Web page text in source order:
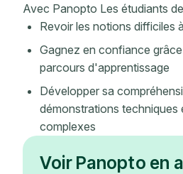
Avec Panopto Les étudiants
Revoir les notions difficiles
Gagnez en confiance
parcours d'apprentissage
Développer sa
démonstrations techniques
complexes
Voir Panopto en